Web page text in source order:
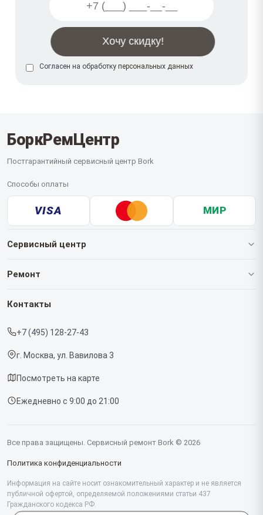
Согласен на обработку персональных данных
БоркРемЦентр
Постгарантийный сервисный центр Bork
Способы оплаты
VISA МИР
Сервисный центр
О нашем сервисе
Срочный ремонт
Доставка и способы оплаты
Диагностика
Контакты
Ремонт
Роботов-пылесосов
Винных шкафов
Миксеров
Тостеров
Контакты
+7 (495) 128-27-43
г. Москва, ул. Вавилова 3
Посмотреть на карте
Ежедневно с 9:00 до 21:00
Все права защищены. Сервисный ремонт Bork © 2026
Политика конфиденциальности
Информация на сайте носит ознакомительный характер и не является
публичной офертой, определяемой положениями статьи 437
Гражданского кодекса РФ.